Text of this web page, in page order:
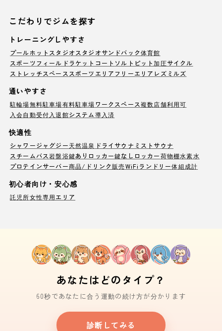
こだわりでジムを探す
トレーニングしやすさ
プールホットスタジオ スタジオサンドバック体育館
スポーツフィールド ラケットコート ソルトピット加圧サイクル
ストレッチスペース スポーツエリア フリーエリア レズミルズ
通いやすさ
駐輪場無料駐車場有料駐車場ワークスペース複数店舗利用可
入会自動受付 入退館システム導入済
快適性
シャワージャグジー天然温泉 ドライサウナ ミストサウナ
スチームバス岩盤浴鍵ありロッカー鍵なしロッカー荷物棚水素水
プロテインサーバー商品/ドリンク販売WiFi ランドリー体組成計
初心者向け・安心感
託児所女性専用エリア
あなたはどのタイプ？
60秒であなたに合う運動の続け方が分かります
診断してみる